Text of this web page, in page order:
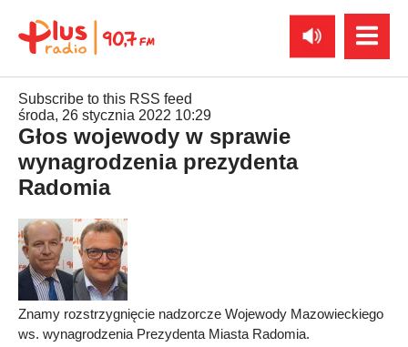
Subscribe to this RSS feed
środa, 26 stycznia 2022 10:29
Głos wojewody w sprawie
wynagrodzenia prezydenta
Radomia
Znamy rozstrzygnięcie nadzorcze Wojewody Mazowieckiego
ws. wynagrodzenia Prezydenta Miasta Radomia.